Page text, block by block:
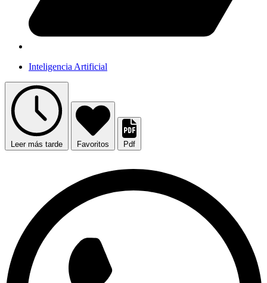
Inteligencia Artificial
Leer más tarde Favoritos Pdf